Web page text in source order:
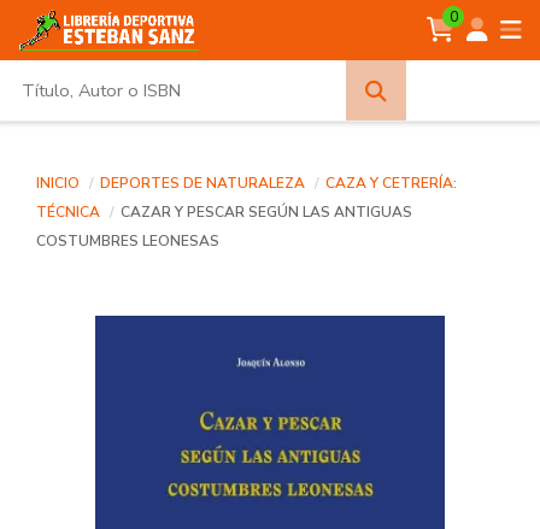
0
INICIO DEPORTES DE NATURALEZA
CAZA Y CETRERÍA:
TÉCNICA
CAZAR Y PESCAR SEGÚN LAS ANTIGUAS
COSTUMBRES LEONESAS